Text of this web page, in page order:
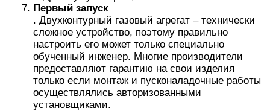
Первый запуск
. Двухконтурный газовый агрегат – технически
сложное устройство, поэтому правильно
настроить его может только специально
обученный инженер. Многие производители
предоставляют гарантию на свои изделия
только если монтаж и пусконаладочные работы
осуществлялись авторизованными
установщиками.